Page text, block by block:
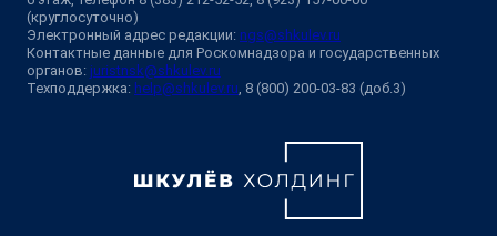
(круглосуточно)
Электронный адрес редакции: ngs@shkulev.ru
Контактные данные для Роскомнадзора и государственных
органов: juristnsk@shkulev.ru
Техподдержка: help@shkulev.ru, 8 (800) 200-03-83 (доб.3)